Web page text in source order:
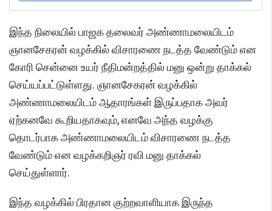
இந்த நிலையில் பாஜக தலைவர் அண்ணாமலையிடம்
ஞானசேகரன் வழக்கில் விசாரணை நடத்த வேண்டும் என
கோரி சென்னை உயர் நீதிமன்றத்தில் மனு ஒன்று தாக்கல்
செய்யப்பட்டுள்ளது. ஞானசேகரன் வழக்கில்
அண்ணாமலையிடம் ஆதாரங்கள் இருப்பதாக அவர்
ஏற்கனவே கூறியதாகவும், எனவே அந்த வழக்கு
தொடர்பாக அண்ணாமலையிடம் விசாரணை நடத்த
வேண்டும் என வழக்கறிஞர் ரவி மனு தாக்கல்
செய்துள்ளார்.
இந்த வழக்கில் பிரதான குற்றவாளியாக இருந்த